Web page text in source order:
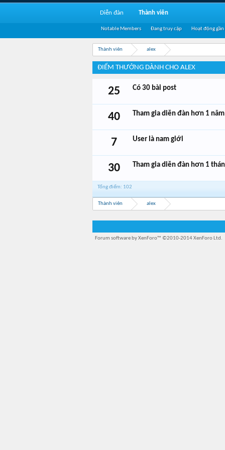
Thành viên alex
ĐIỂM THƯỞNG DÀNH CHO ALEX
25 Có 30 bài post
40 Tham gia diễn đàn hơn 1 năm
7 User là nam giới
30 Tham gia diễn đàn hơn 1
Tổng điểm: 102
Thành viên alex
Diễn đàn Thành viên
Notable Members Đang truy cập Hoạt động gần
Forum software by XenForo™ ©2010-2014 XenForo Ltd.